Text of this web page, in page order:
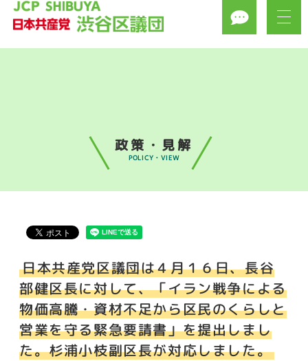
政策・見解
POLICY・VIEW
日本共産党区議団は４月１６日、長谷
部健区長に対して、「イラン戦争による
物価高騰・資材不足から区民のくらしと
営業を守る緊急要請書」を提出しまし
た。杉浦小枝副区長が対応しました。